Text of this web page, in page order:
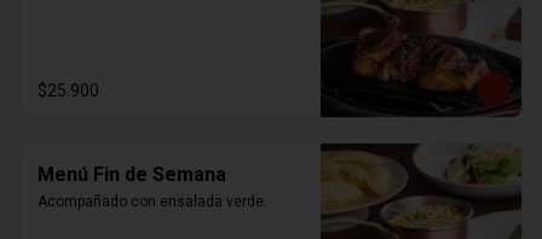
$25.900
Menú Fin de Semana
Acompañado con ensalada verde.